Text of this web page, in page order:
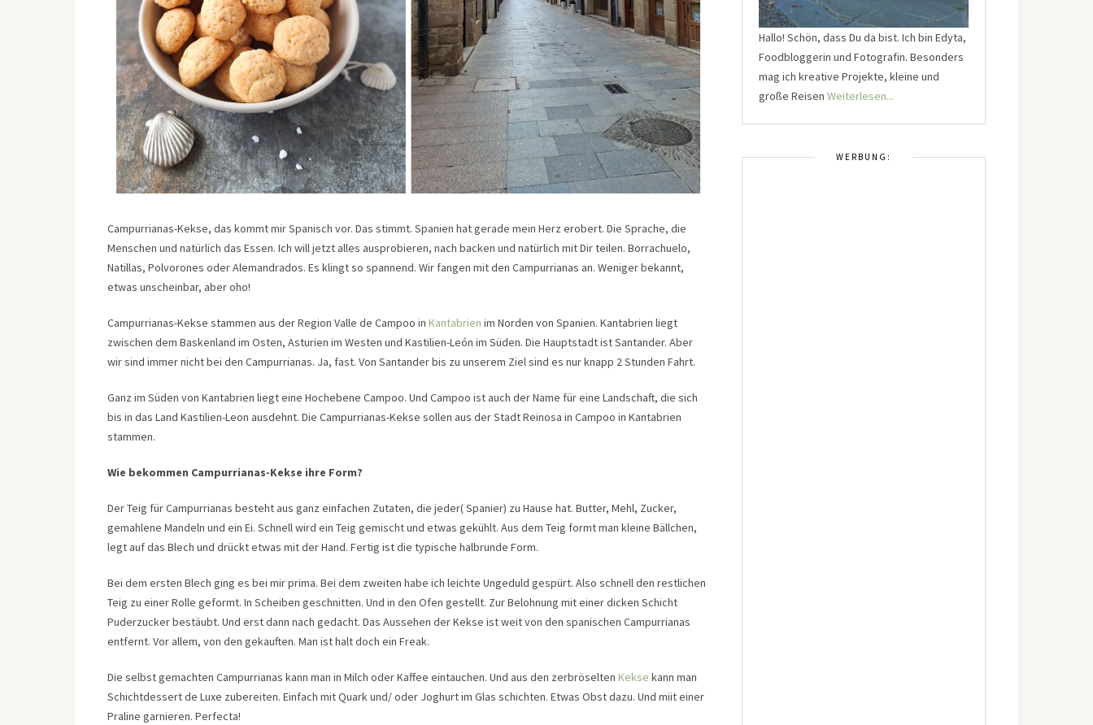
Campurrianas-Kekse, das kommt mir Spanisch vor. Das stimmt. Spanien hat gerade mein Herz erobert. Die Sprache, die
Menschen und natürlich das Essen. Ich will jetzt alles ausprobieren, nach backen und natürlich mit Dir teilen. Borrachuelo,
Natillas, Polvorones oder Alemandrados. Es klingt so spannend. Wir fangen mit den Campurrianas an. Weniger bekannt,
etwas unscheinbar, aber oho!
Campurrianas-Kekse stammen aus der Region Valle de Campoo in Kantabrien im Norden von Spanien. Kantabrien liegt
zwischen dem Baskenland im Osten, Asturien im Westen und Kastilien-León im Süden. Die Hauptstadt ist Santander. Aber
wir sind immer nicht bei den Campurrianas. Ja, fast. Von Santander bis zu unserem Ziel sind es nur knapp 2 Stunden Fahrt.
Ganz im Süden von Kantabrien liegt eine Hochebene Campoo. Und Campoo ist auch der Name für eine Landschaft, die sich
bis in das Land Kastilien-Leon ausdehnt. Die Campurrianas-Kekse sollen aus der Stadt Reinosa in Campoo in Kantabrien
stammen.
Wie bekommen Campurrianas-Kekse ihre Form?
Der Teig für Campurrianas besteht aus ganz einfachen Zutaten, die jeder( Spanier) zu Hause hat. Butter, Mehl, Zucker,
gemahlene Mandeln und ein Ei. Schnell wird ein Teig gemischt und etwas gekühlt. Aus dem Teig formt man kleine Bällchen,
legt auf das Blech und drückt etwas mit der Hand. Fertig ist die typische halbrunde Form.
Bei dem ersten Blech ging es bei mir prima. Bei dem zweiten habe ich leichte Ungeduld gespürt. Also schnell den restlichen
Teig zu einer Rolle geformt. In Scheiben geschnitten. Und in den Ofen gestellt. Zur Belohnung mit einer dicken Schicht
Puderzucker bestäubt. Und erst dann nach gedacht. Das Aussehen der Kekse ist weit von den spanischen Campurrianas
entfernt. Vor allem, von den gekauften. Man ist halt doch ein Freak.
Die selbst gemachten Campurrianas kann man in Milch oder Kaffee eintauchen. Und aus den zerbröselten Kekse kann man
Schichtdessert de Luxe zubereiten. Einfach mit Quark und/ oder Joghurt im Glas schichten. Etwas Obst dazu. Und miit einer
Praline garnieren. Perfecta!
Hallo! Schön, dass Du da bist. Ich bin Edyta,
Foodbloggerin und Fotografin. Besonders
mag ich kreative Projekte, kleine und
große Reisen Weiterlesen...
WERBUNG: